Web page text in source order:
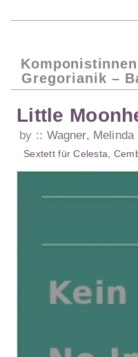
Gregorianik –
Little
by Wagner, Melinda
SextettfürCelesta